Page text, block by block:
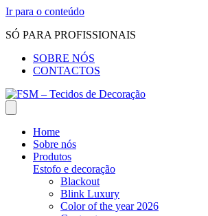
Ir para o conteúdo
SÓ PARA PROFISSIONAIS
SOBRE NÓS
CONTACTOS
Home
Sobre nós
Produtos
Estofo e decoração
Blackout
Blink Luxury
Color of the year 2026